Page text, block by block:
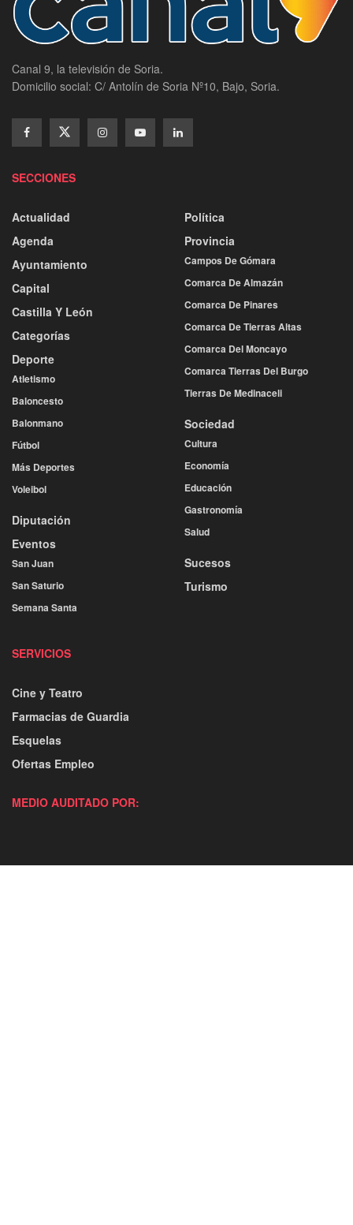
Canal 9, la televisión de Soria.
Domicilio social: C/ Antolín de Soria Nº10, Bajo, Soria.
SECCIONES
Actualidad
Agenda
Ayuntamiento
Capital
Castilla Y León
Categorías
Deporte
Atletismo
Baloncesto
Balonmano
Fútbol
Más Deportes
Voleibol
Diputación
Eventos
San Juan
San Saturio
Semana Santa
Política
Provincia
Campos De Gómara
Comarca De Almazán
Comarca De Pinares
Comarca De Tierras Altas
Comarca Del Moncayo
Comarca Tierras Del Burgo
Tierras De Medinaceli
Sociedad
Cultura
Economía
Educación
Gastronomía
Salud
Sucesos
Turismo
SERVICIOS
Cine y Teatro
Farmacias de Guardia
Esquelas
Ofertas Empleo
MEDIO AUDITADO POR: